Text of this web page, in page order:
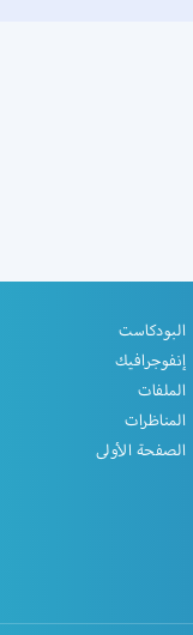
البودكاست
إنفوجرافيك
الملفات
المناظرات
الصفحة الأولى